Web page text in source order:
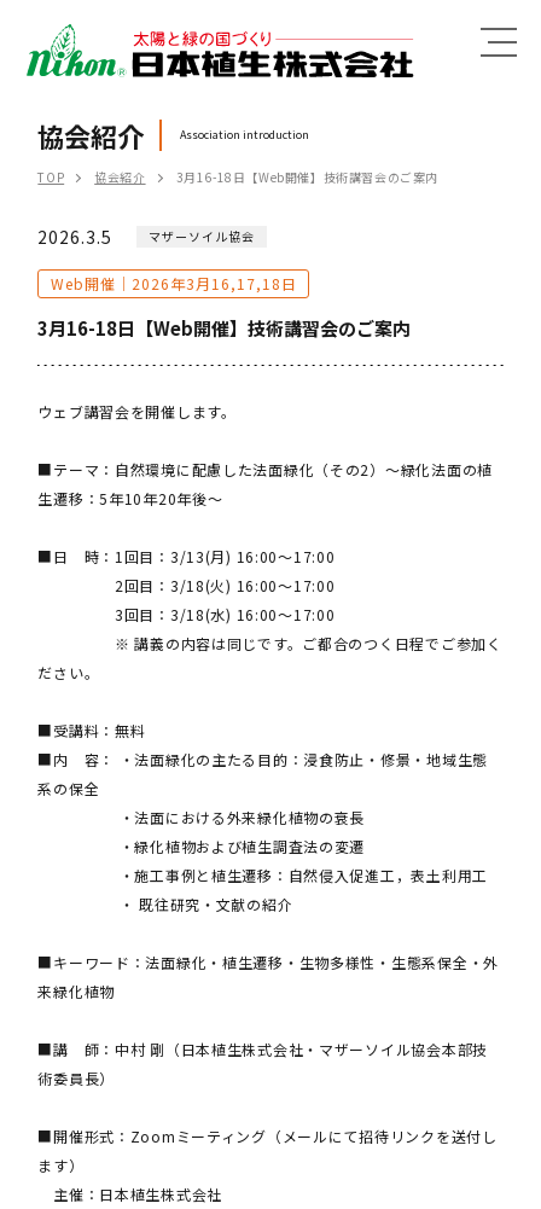
MENU
協会紹介 Association introduction
TOP 協会紹介 3月16-18日【Web開催】技術講習会のご案内
2026.3.5 マザーソイル協会
Web開催｜2026年3月16,17,18日
3月16-18日【Web開催】技術講習会のご案内
ウェブ講習会を開催します。
■テーマ：自然環境に配慮した法面緑化（その2）～緑化法面の植
生遷移：5年10年20年後～
■日 時：1回目：3/13(月) 16:00～17:00
2回目：3/18(火) 16:00～17:00
3回目：3/18(水) 16:00～17:00
※ 講義の内容は同じです。ご都合のつく日程でご参加く
ださい。
■受講料：無料
■内 容： ・法面緑化の主たる目的：浸食防止・修景・地域生態
系の保全
・法面における外来緑化植物の衰長
・緑化植物および植生調査法の変遷
・施工事例と植生遷移：自然侵入促進工，表土利用工
・ 既往研究・文献の紹介
■キーワード：法面緑化・植生遷移・生物多様性・生態系保全・外
来緑化植物
■講 師：中村 剛（日本植生株式会社・マザーソイル協会本部技
術委員長）
■開催形式：Zoomミーティング（メールにて招待リンクを送付し
ます）
主催：日本植生株式会社